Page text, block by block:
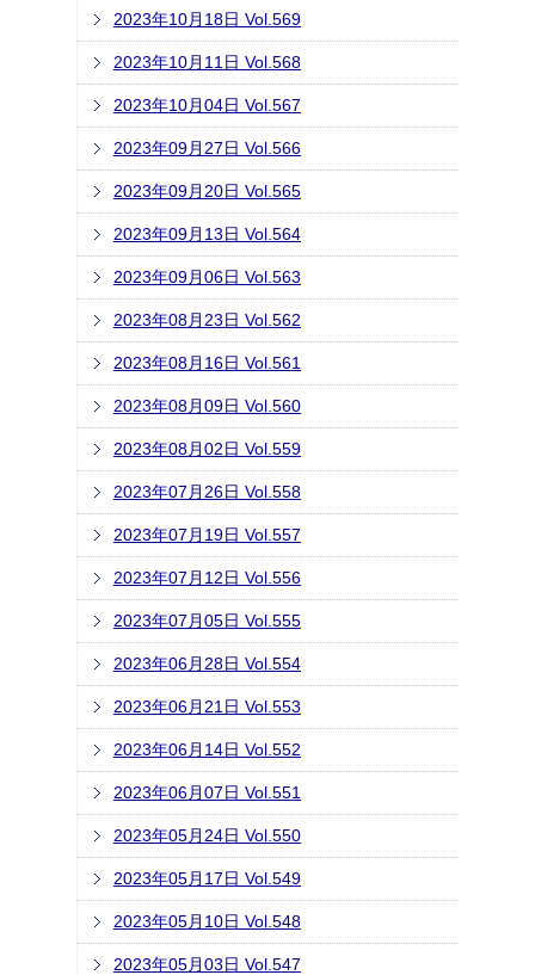
2023年10月18日 Vol.569
2023年10月11日 Vol.568
2023年10月04日 Vol.567
2023年09月27日 Vol.566
2023年09月20日 Vol.565
2023年09月13日 Vol.564
2023年09月06日 Vol.563
2023年08月23日 Vol.562
2023年08月16日 Vol.561
2023年08月09日 Vol.560
2023年08月02日 Vol.559
2023年07月26日 Vol.558
2023年07月19日 Vol.557
2023年07月12日 Vol.556
2023年07月05日 Vol.555
2023年06月28日 Vol.554
2023年06月21日 Vol.553
2023年06月14日 Vol.552
2023年06月07日 Vol.551
2023年05月24日 Vol.550
2023年05月17日 Vol.549
2023年05月10日 Vol.548
2023年05月03日 Vol.547